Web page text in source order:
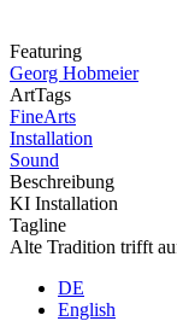
Featuring
Georg Hobmeier
ArtTags
FineArts
Installation
Sound
Beschreibung
KI Installation
Tagline
Alte Tradition trifft
DE
English